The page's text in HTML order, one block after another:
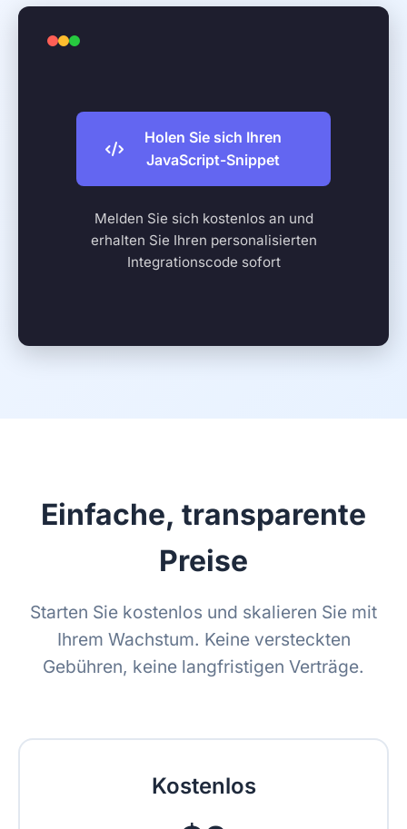
Holen Sie sich Ihren
JavaScript-Snippet
Melden Sie sich kostenlos an und
erhalten Sie Ihren personalisierten
Integrationscode sofort
Einfache, transparente
Preise
Starten Sie kostenlos und skalieren Sie mit
Ihrem Wachstum. Keine versteckten
Gebühren, keine langfristigen Verträge.
Kostenlos